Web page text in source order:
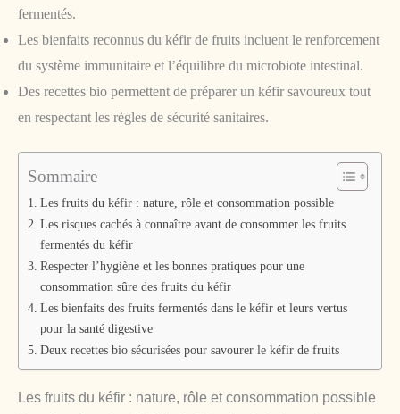
fermentés.
Les bienfaits reconnus du kéfir de fruits incluent le renforcement
du système immunitaire et l’équilibre du microbiote intestinal.
Des recettes bio permettent de préparer un kéfir savoureux tout
en respectant les règles de sécurité sanitaires.
Sommaire
Les fruits du kéfir : nature, rôle et consommation possible
Les risques cachés à connaître avant de consommer les fruits
fermentés du kéfir
Respecter l’hygiène et les bonnes pratiques pour une
consommation sûre des fruits du kéfir
Les bienfaits des fruits fermentés dans le kéfir et leurs vertus
pour la santé digestive
Deux recettes bio sécurisées pour savourer le kéfir de fruits
Les fruits du kéfir : nature, rôle et consommation possible